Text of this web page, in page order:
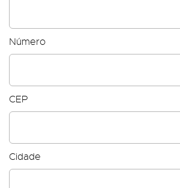
Número
CEP
Cidade